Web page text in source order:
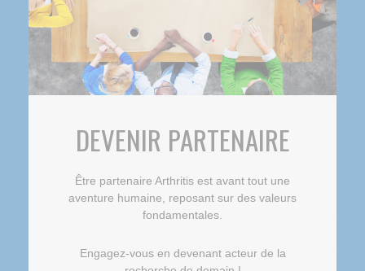
DEVENIR PARTENAIRE
Être partenaire Arthritis est avant tout une
aventure humaine, reposant sur des valeurs
fondamentales.
Engagez-vous en devenant acteur de la